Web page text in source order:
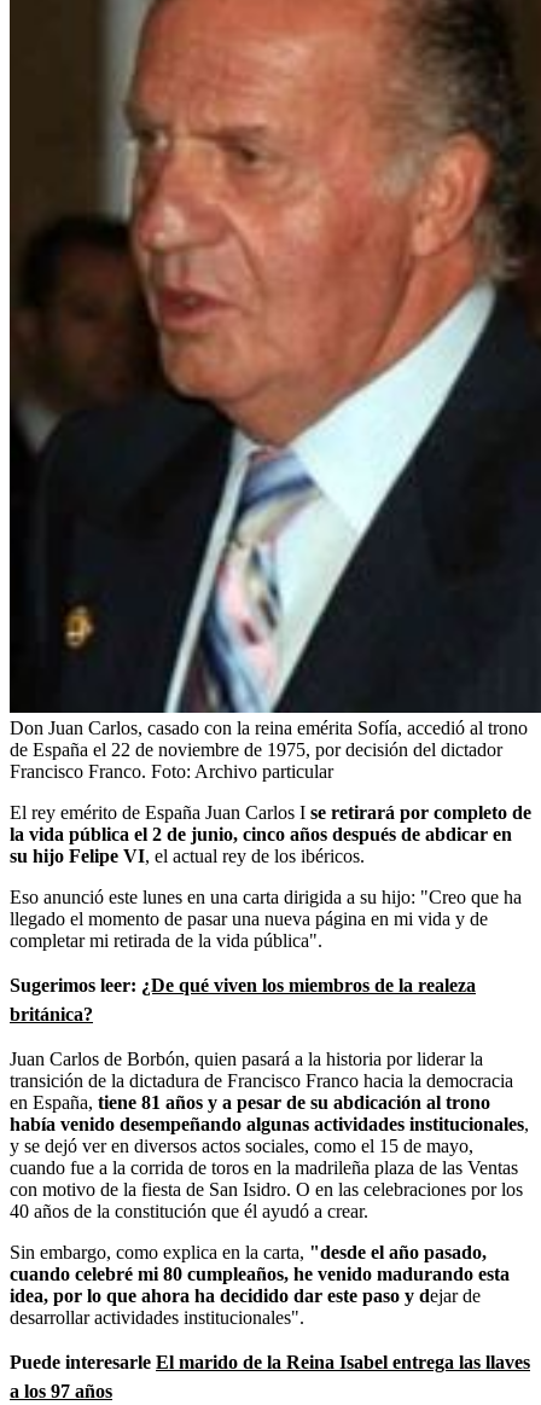
Don Juan Carlos, casado con la reina emérita Sofía, accedió al trono
de España el 22 de noviembre de 1975, por decisión del dictador
Francisco Franco. Foto: Archivo particular
El rey emérito de España Juan Carlos I se retirará por completo de
la vida pública el 2 de junio, cinco años después de abdicar en
su hijo Felipe VI, el actual rey de los ibéricos.
Eso anunció este lunes en una carta dirigida a su hijo: "Creo que ha
llegado el momento de pasar una nueva página en mi vida y de
completar mi retirada de la vida pública".
Sugerimos leer: ¿De qué viven los miembros de la realeza
británica?
Juan Carlos de Borbón, quien pasará a la historia por liderar la
transición de la dictadura de Francisco Franco hacia la democracia
en España, tiene 81 años y a pesar de su abdicación al trono
había venido desempeñando algunas actividades institucionales,
y se dejó ver en diversos actos sociales, como el 15 de mayo,
cuando fue a la corrida de toros en la madrileña plaza de las Ventas
con motivo de la fiesta de San Isidro. O en las celebraciones por los
40 años de la constitución que él ayudó a crear.
Sin embargo, como explica en la carta, "desde el año pasado,
cuando celebré mi 80 cumpleaños, he venido madurando esta
idea, por lo que ahora ha decidido dar este paso y dejar de
desarrollar actividades institucionales".
Puede interesarle El marido de la Reina Isabel entrega las llaves
a los 97 años